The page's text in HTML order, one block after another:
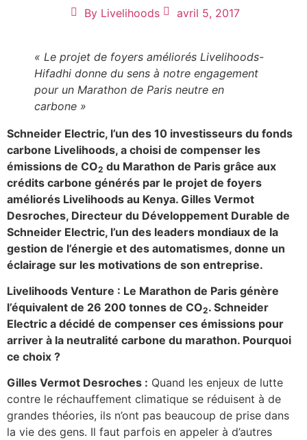
By Livelihoods avril 5, 2017
« Le projet de foyers améliorés Livelihoods-
Hifadhi donne du sens à notre engagement
pour un Marathon de Paris neutre en
carbone »
Schneider Electric, l’un des 10 investisseurs du fonds
carbone Livelihoods, a choisi de compenser les
émissions de CO2 du Marathon de Paris grâce aux
crédits carbone générés par le projet de foyers
améliorés Livelihoods au Kenya. Gilles Vermot
Desroches, Directeur du Développement Durable de
Schneider Electric, l’un des leaders mondiaux de la
gestion de l’énergie et des automatismes, donne un
éclairage sur les motivations de son entreprise.
Livelihoods Venture : Le Marathon de Paris génère
l’équivalent de 26 200 tonnes de CO2. Schneider
Electric a décidé de compenser ces émissions pour
arriver à la neutralité carbone du marathon. Pourquoi
ce choix ?
Gilles Vermot Desroches : Quand les enjeux de lutte
contre le réchauffement climatique se réduisent à de
grandes théories, ils n’ont pas beaucoup de prise dans
la vie des gens. Il faut parfois en appeler à d’autres